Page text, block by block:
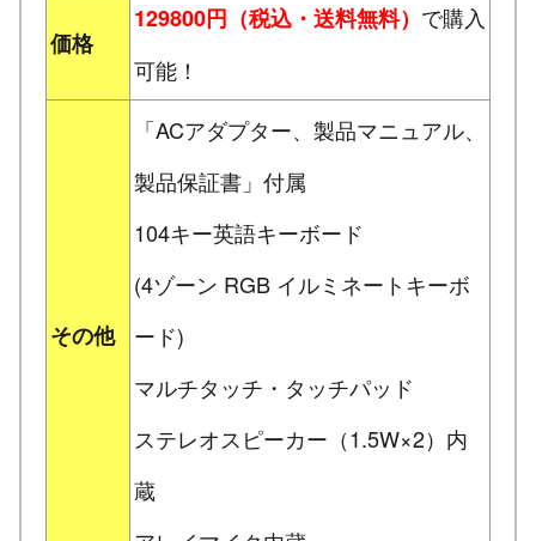
価格
129800円（税込・送料無料） で購入
可能！
その他
「ACアダプター、製品マニュアル、
製品保証書」付属
104キー英語キーボード
(4ゾーン RGB イルミネートキーボ
ード)
マルチタッチ・タッチパッド
ステレオスピーカー（1.5W×2）内
蔵